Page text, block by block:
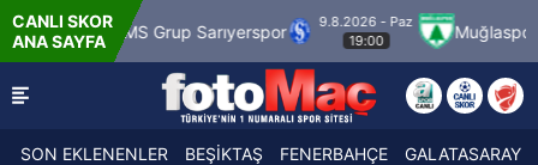
CANLI SKOR
ANA SAYFA
Grup Sarıyerspor
9.8.2026 - Paz
19:00
Muğlaspor Vanspor
SON EKLENENLER BEŞİKTAŞ FENERBAHÇE GALATASARAY